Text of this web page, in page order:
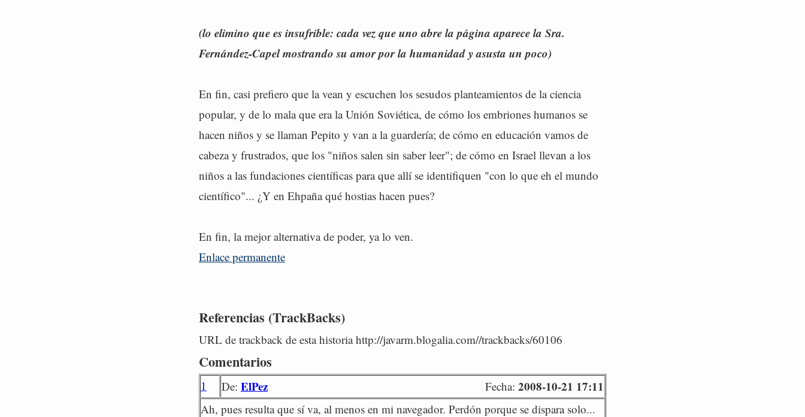
(lo elimino que es insufrible: cada vez que uno abre la página aparece la Sra.
Fernández-Capel mostrando su amor por la humanidad y asusta un poco)
En fin, casi prefiero que la vean y escuchen los sesudos planteamientos de la ciencia
popular, y de lo mala que era la Unión Soviética, de cómo los embriones humanos se
hacen niños y se llaman Pepito y van a la guardería; de cómo en educación vamos de
cabeza y frustrados, que los "niños salen sin saber leer"; de cómo en Israel llevan a los
niños a las fundaciones científicas para que allí se identifiquen "con lo que eh el mundo
científico"... ¿Y en Ehpaña qué hostias hacen pues?
En fin, la mejor alternativa de poder, ya lo ven.
Enlace permanente
Referencias (TrackBacks)
URL de trackback de esta historia http://javarm.blogalia.com//trackbacks/60106
Comentarios
1 De: ElPez Fecha: 2008-10-21 17:11
Ah, pues resulta que sí va, al menos en mi navegador. Perdón porque se dispara solo...